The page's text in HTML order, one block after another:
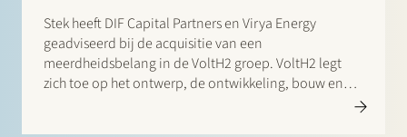
Stek heeft DIF Capital Partners en Virya Energy
geadviseerd bij de acquisitie van een
meerdheidsbelang in de VoltH2 groep. VoltH2 legt
zich toe op het ontwerp, de ontwikkeling, bouw en
uitbating van groenewaterstoffabrieken in Europa. De